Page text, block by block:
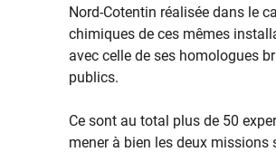
Nord-Cotentin réalisée dans le
chimiques de ces mêmes
avec celle de ses homologues
publics.
Ce sont au total plus de 50
mener à bien les deux missions